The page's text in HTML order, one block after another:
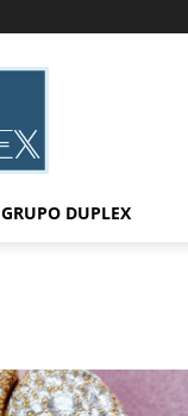
GRUPO DUPLEX